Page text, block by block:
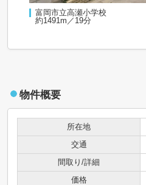
富岡市立高瀬小学校
約1491m／19分
物件概要
所在地
交通
間取り/詳細
価格